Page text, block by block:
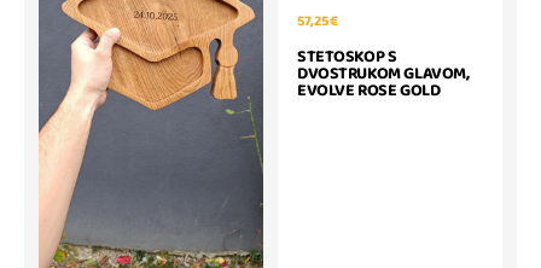
57,25 €
STETOSKOP S
DVOSTRUKOM GLAVOM,
EVOLVE ROSE GOLD